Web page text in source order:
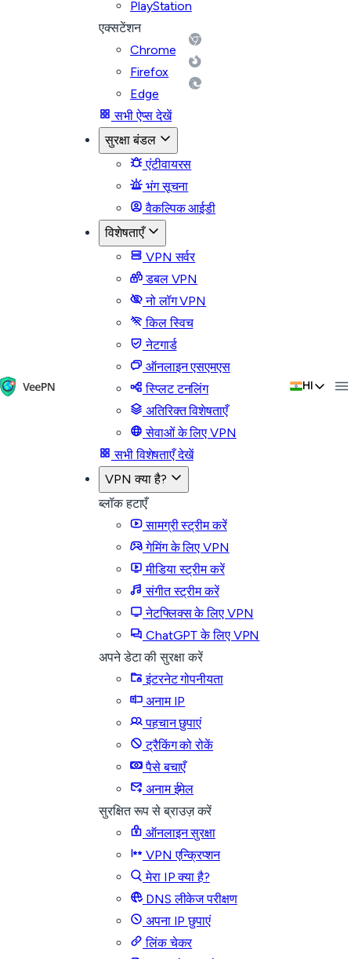
PlayStation
एक्सटेंशन
Chrome
Firefox
Edge
सभी ऐप्स देखें
सुरक्षा बंडल
एंटीवायरस
भंग सूचना
वैकल्पिक आईडी
विशेषताएँ
VPN सर्वर
डबल VPN
नो लॉग VPN
किल स्विच
नेटगार्ड
ऑनलाइन एसएमएस
स्प्लिट टनलिंग
अतिरिक्त विशेषताएँ
सेवाओं के लिए VPN
सभी विशेषताएँ देखें
VPN क्या है?
ब्लॉक हटाएँ
सामग्री स्ट्रीम करें
गेमिंग के लिए VPN
मीडिया स्ट्रीम करें
संगीत स्ट्रीम करें
नेटफ्लिक्स के लिए VPN
ChatGPT के लिए VPN
अपने डेटा की सुरक्षा करें
इंटरनेट गोपनीयता
अनाम IP
पहचान छुपाएं
ट्रैकिंग को रोकें
पैसे बचाएँ
अनाम ईमेल
सुरक्षित रूप से ब्राउज़ करें
ऑनलाइन सुरक्षा
VPN एन्क्रिप्शन
मेरा IP क्या है?
DNS लीकेज परीक्षण
अपना IP छुपाएं
लिंक चेकर
HI